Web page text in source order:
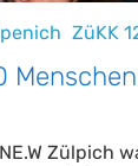
ZüKK
Menschen
Zülpich